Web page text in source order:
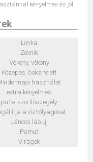
kényelmes és jól
Lonka
Zoknik
Vékony, vékony
Közepes, boka felett
használat
extra kényelmes
puha szorítószegély
a vízhólyagokat
Láncos lábujj
Pamut
Virágok